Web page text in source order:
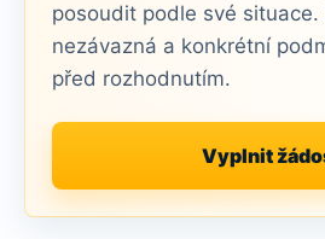
posoudit podle své situace.
nezávazná a konkrétní
před rozhodnutím.
Vyplnit